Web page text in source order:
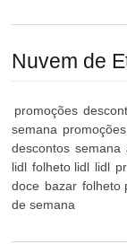
Nuvem de
promoções
semana
descontos semana
lidl folheto lidl lidl
doce bazar folheto
de semana